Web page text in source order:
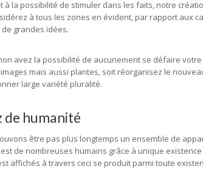
à la possibilité de stimuler dans les faits, notre
à tous les zones en évident, par rapport aux
grandes idées.
avez la possibilité de aucunement se défaire
mais aussi plantes, soit réorganisez le
large variété pluralité.
de humanité
être pas plus longtemps un ensemble de
de nombreuses humains grâce à unique
affichés à travers ceci se produit parmi toute